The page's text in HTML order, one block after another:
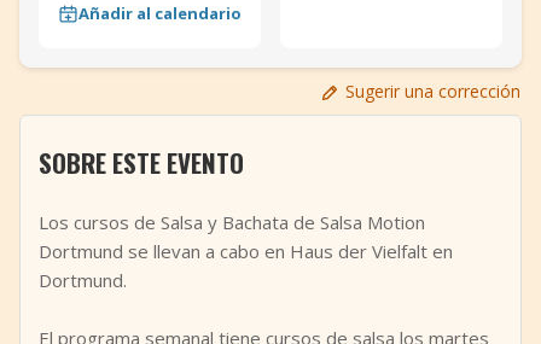
Añadir al calendario
Sugerir una corrección
SOBRE ESTE EVENTO
Los cursos de Salsa y Bachata de Salsa Motion
Dortmund se llevan a cabo en Haus der Vielfalt en
Dortmund.
El programa semanal tiene cursos de salsa los martes